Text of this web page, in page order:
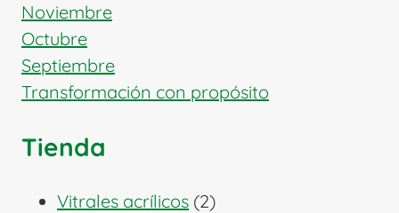
Noviembre
Octubre
Septiembre
Transformación con propósito
Tienda
Vitrales acrílicos 22